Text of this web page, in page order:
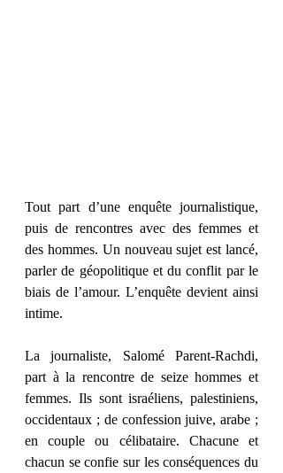
Tout part d’une enquête journalistique,
puis de rencontres avec des femmes et
des hommes. Un nouveau sujet est lancé,
parler de géopolitique et du conflit par le
biais de l’amour. L’enquête devient ainsi
intime.
La journaliste, Salomé Parent-Rachdi,
part à la rencontre de seize hommes et
femmes. Ils sont israéliens, palestiniens,
occidentaux ; de confession juive, arabe ;
en couple ou célibataire. Chacune et
chacun se confie sur les conséquences du